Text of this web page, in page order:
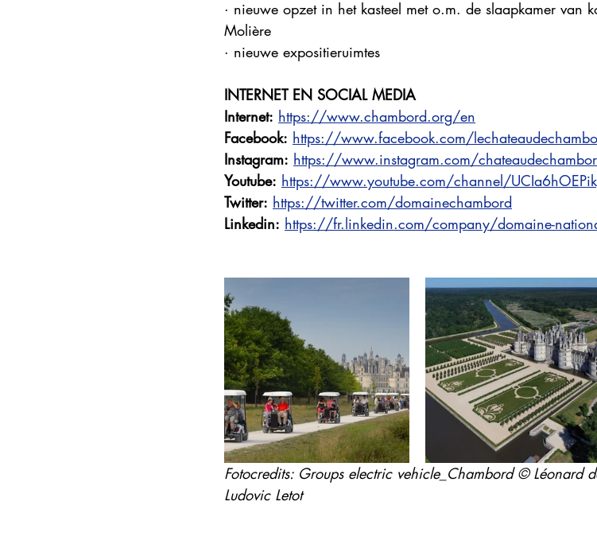
· nieuwe opzet in het kasteel met o.m. de slaapkamer van
Molière
· nieuwe expositieruimtes
INTERNET EN SOCIAL MEDIA
Internet: https://www.chambord.org/en
Facebook: https://www.facebook.com/
Instagram: https://www.instagram.com/
Youtube: https://www.youtube.com/channel/
Twitter: https://twitter.com/domainechambord
Linkedin: https://fr.linkedin.com/company/domaine-
Fotocredits: Groups electric vehicle_Chambord © Léonard
Ludovic Letot